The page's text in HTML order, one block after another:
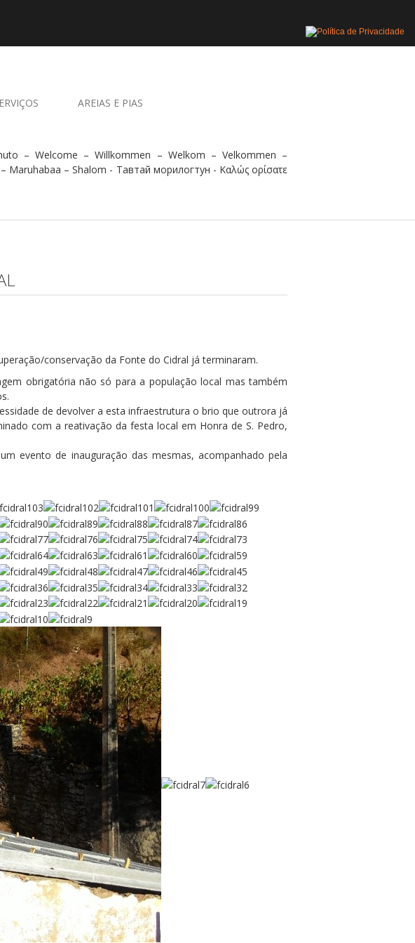
AREIAS E PIAS
– Welcome – Willkommen – Welkom – Velkommen –
– Shalom - Тавтай морилогтун - Καλώς ορίσατε
conservação da Fonte do Cidral já terminaram.
obrigatória não só para a população local mas também
de devolver a esta infraestrutura o brio que outrora já
com a reativação da festa local em Honra de S. Pedro,
evento de inauguração das mesmas, acompanhado pela